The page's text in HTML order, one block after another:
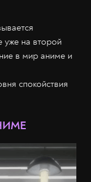
уже на второй
в мир аниме и
спокойствия